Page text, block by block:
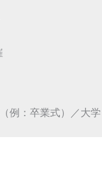
例：卒業式）／大